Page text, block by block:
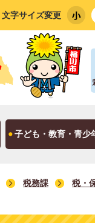
文字サイズ変更
子ども・教育・青少
税務課 税・